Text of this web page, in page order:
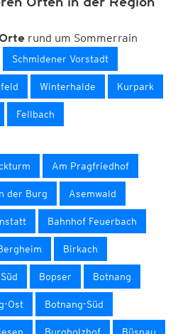
rund um Sommerrain
Schmidener Vorstadt
Winterhalde Kurpark
Fellbach
Am Pragfriedhof
der Burg Asemwald
Bahnhof Feuerbach
Birkach
Bopser Botnang
Ost Botnang-Süd